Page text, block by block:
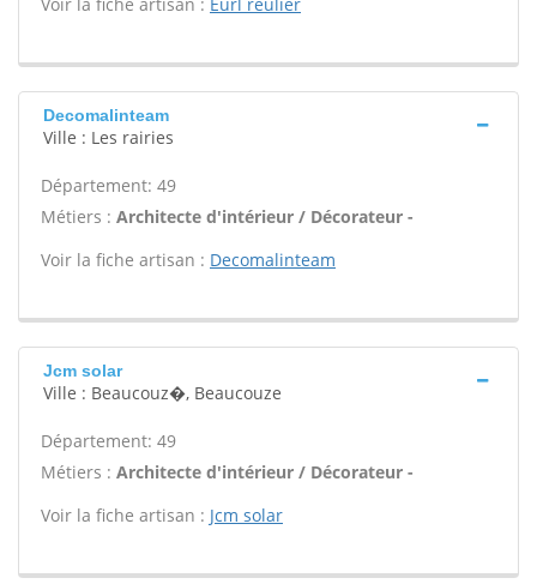
Decomalinteam
Ville : Les rairies
Département: 49
Métiers : Architecte d'intérieur / Décorateur -
Voir la fiche artisan : Decomalinteam
Jcm solar
Ville : Beaucouz�, Beaucouze
Département: 49
Métiers : Architecte d'intérieur / Décorateur -
Voir la fiche artisan : Jcm solar